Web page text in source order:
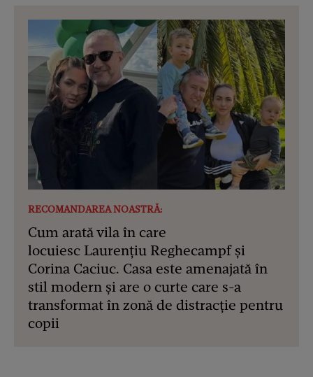
RECOMANDAREA NOASTRĂ:
Cum arată vila în care
locuiesc Laurențiu Reghecampf și
Corina Caciuc. Casa este amenajată în
stil modern și are o curte care s-a
transformat în zonă de distracție pentru
copii